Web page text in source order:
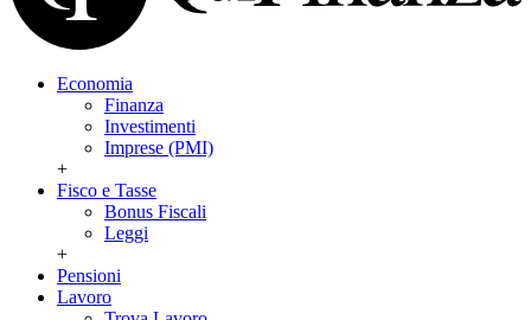
Economia
Finanza
Investimenti
Imprese (PMI)
+
Fisco e Tasse
Bonus Fiscali
Leggi
+
Pensioni
Lavoro